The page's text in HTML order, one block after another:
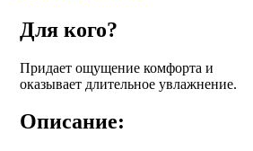
Для кого?
Придает ощущение комфорта и
оказывает длительное увлажнение.
Описание: